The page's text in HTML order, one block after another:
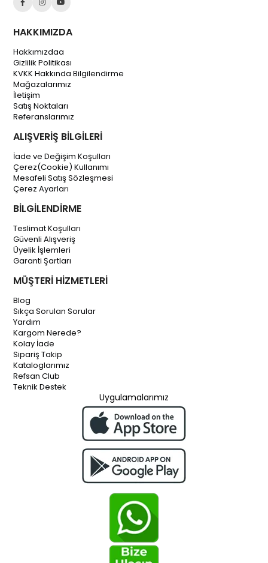
HAKKIMIZDA
Hakkımızdaa
Gizlilik Politikası
KVKK Hakkında Bilgilendirme
Mağazalarımız
İletişim
Satış Noktaları
Referanslarımız
ALIŞVERİŞ BİLGİLERİ
İade ve Değişim Koşulları
Çerez(Cookie) Kullanımı
Mesafeli Satış Sözleşmesi
Çerez Ayarları
BİLGİLENDİRME
Teslimat Koşulları
Güvenli Alışveriş
Üyelik İşlemleri
Garanti Şartları
MÜŞTERİ HİZMETLERİ
Blog
Sıkça Sorulan Sorular
Yardım
Kargom Nerede?
Kolay İade
Sipariş Takip
Kataloglarımız
Refsan Club
Teknik Destek
Uygulamalarımız